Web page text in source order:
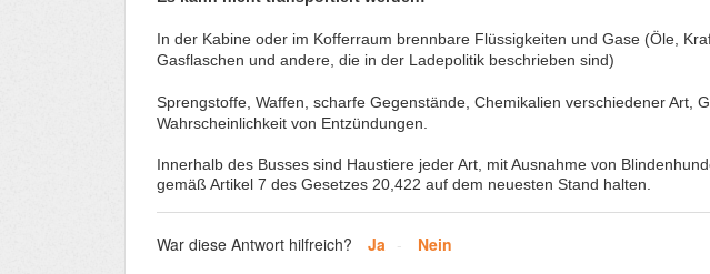
In der Kabine oder im Kofferraum brennbare Flüssigkeiten und Gase (Öle,
Gasflaschen und andere, die in der Ladepolitik beschrieben sind)
Sprengstoffe, Waffen, scharfe Gegenstände, Chemikalien verschiedener Art,
Wahrscheinlichkeit von Entzündungen.
Innerhalb des Busses sind Haustiere jeder Art, mit Ausnahme von
gemäß Artikel 7 des Gesetzes 20,422 auf dem neuesten Stand halten.
War diese Antwort hilfreich? Ja Nein